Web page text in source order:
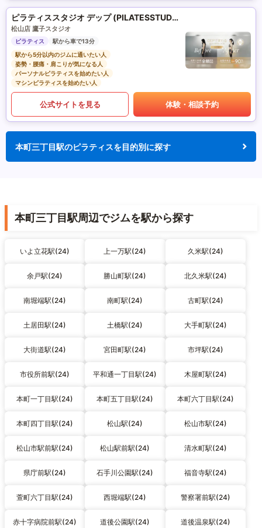
ピラティススタジオ デップ (PILATESSTUDIO DEP)
松山店 鷹子スタジオ
ピラティス
駅から車で13分
駅から5分以内のジムに通いたい人
姿勢・腰痛・肩こりが気になる人
パーソナルピラティスを始めたい人
マシンピラティスを始めたい人
公式サイトを見る 体験・相談予約
本町三丁目駅のピラティスを目的別に探す
本町三丁目駅周辺でジムを駅から探す
いよ立花駅(24) 上一万駅(24) 久米駅(24)
余戸駅(24) 勝山町駅(24) 北久米駅(24)
南堀端駅(24) 南町駅(24) 古町駅(24)
土居田駅(24) 土橋駅(24) 大手町駅(24)
大街道駅(24) 宮田町駅(24) 市坪駅(24)
市役所前駅(24) 平和通一丁目駅(24) 木屋町駅(24)
本町一丁目駅(24) 本町五丁目駅(24) 本町六丁目駅(24)
本町四丁目駅(24) 松山駅(24) 松山市駅(24)
松山市駅前駅(24) 松山駅前駅(24) 清水町駅(24)
県庁前駅(24) 石手川公園駅(24) 福音寺駅(24)
萱町六丁目駅(24) 西堀端駅(24) 警察署前駅(24)
赤十字病院前駅(24) 道後公園駅(24) 道後温泉駅(24)